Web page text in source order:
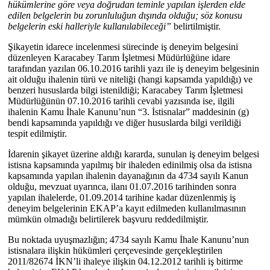
hükümlerine göre veya doğrudan teminle yapılan işlerden elde
edilen belgelerin bu zorunluluğun dışında olduğu; söz konusu
belgelerin eski halleriyle kullanılabileceği” belirtilmiştir.
Şikayetin idarece incelenmesi sürecinde iş deneyim belgesini
düzenleyen Karacabey Tarım İşletmesi Müdürlüğüne idare
tarafından yazılan 06.10.2016 tarihli yazı ile iş deneyim belgesinin
ait olduğu ihalenin türü ve niteliği (hangi kapsamda yapıldığı) ve
benzeri hususlarda bilgi istenildiği; Karacabey Tarım İşletmesi
Müdürlüğünün 07.10.2016 tarihli cevabi yazısında ise, ilgili
ihalenin Kamu İhale Kanunu’nun “3. İstisnalar” maddesinin (g)
bendi kapsamında yapıldığı ve diğer hususlarda bilgi verildiği
tespit edilmiştir.
İdarenin şikayet üzerine aldığı kararda, sunulan iş deneyim belgesi
istisna kapsamında yapılmış bir ihaleden edinilmiş olsa da istisna
kapsamında yapılan ihalenin dayanağının da 4734 sayılı Kanun
olduğu, mevzuat uyarınca, ilanı 01.07.2016 tarihinden sonra
yapılan ihalelerde, 01.09.2014 tarihine kadar düzenlenmiş iş
deneyim belgelerinin EKAP’a kayıt edilmeden kullanılmasının
mümkün olmadığı belirtilerek başvuru reddedilmiştir.
Bu noktada uyuşmazlığın; 4734 sayılı Kamu İhale Kanunu’nun
istisnalara ilişkin hükümleri çerçevesinde gerçekleştirilen
2011/82674 İKN’li ihaleye ilişkin 04.12.2012 tarihli iş bitirme